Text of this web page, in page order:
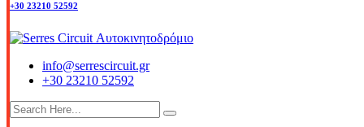
+30 23210 52592
info@serrescircuit.gr
+30 23210 52592